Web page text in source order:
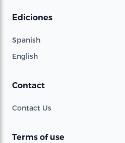
Ediciones
Spanish
English
Contact
Contact Us
Terms of use